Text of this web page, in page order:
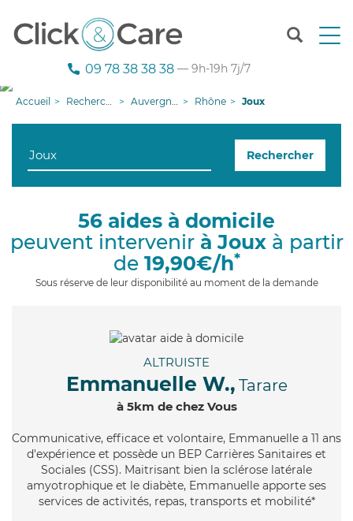
T
n
g
i
09 78 38 38 38 — 9h-19h 7j/7
Accueil Recherche aide à domicile Auvergne-Rhône-Alpes Rhône Joux
Rechercher
56 aides à domicile
peuvent intervenir à Jouxà partir
de 19,90€/h*
Sous réserve de leur disponibilité au moment de la demande
ALTRUISTE
Emmanuelle W., Tarare
à 5km de chez Vous
Communicative, efficace et volontaire, Emmanuelle a 11 ans
d'expérience et possède un BEP Carrières Sanitaires et
Sociales (CSS). Maitrisant bien la sclérose latérale
amyotrophique et le diabète, Emmanuelle apporte ses
services de activités, repas, transports et mobilité*